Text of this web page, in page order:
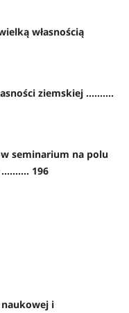
własnością
ziemskiej ..........
seminarium na polu
196
naukowej i